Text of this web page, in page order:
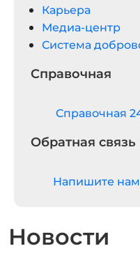
Новости
Карьера
Медиа-центр
Система
Справочная
Cправочная
Обратная связь
Напишите